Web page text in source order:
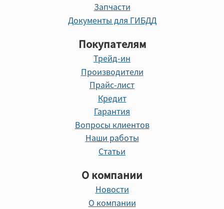
Запчасти
Документы для ГИБДД
Покупателям
Трейд-ин
Производители
Прайс-лист
Кредит
Гарантия
Вопросы клиентов
Наши работы
Статьи
О компании
Новости
О компании